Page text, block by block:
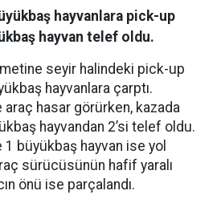
hayvanlara pick-up
hayvan telef oldu.
seyir halindeki pick-up
hayvanlara çarptı.
araç hasar görürken, kazada
hayvandan 2’si telef oldu.
1 büyükbaş hayvan ise yol
sürücüsünün hafif yaralı
önü ise parçalandı.